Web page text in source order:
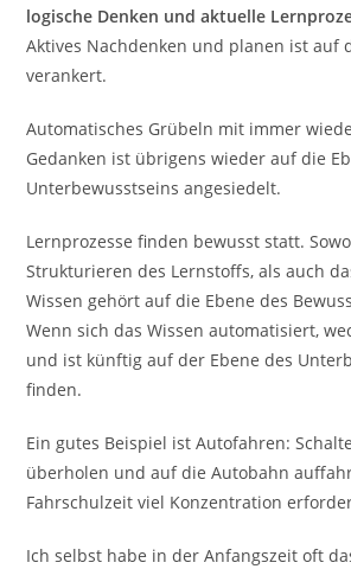
logische Denken und aktuelle
Aktives Nachdenken und planen ist auf
verankert.
Automatisches Grübeln mit immer
Gedanken ist übrigens wieder auf die
Unterbewusstseins angesiedelt.
Lernprozesse finden bewusst statt.
Strukturieren des Lernstoffs, als auch
Wissen gehört auf die Ebene des
Wenn sich das Wissen automatisiert,
und ist künftig auf der Ebene des
finden.
Ein gutes Beispiel ist Autofahren:
überholen und auf die Autobahn
Fahrschulzeit viel Konzentration
Ich selbst habe in der Anfangszeit oft